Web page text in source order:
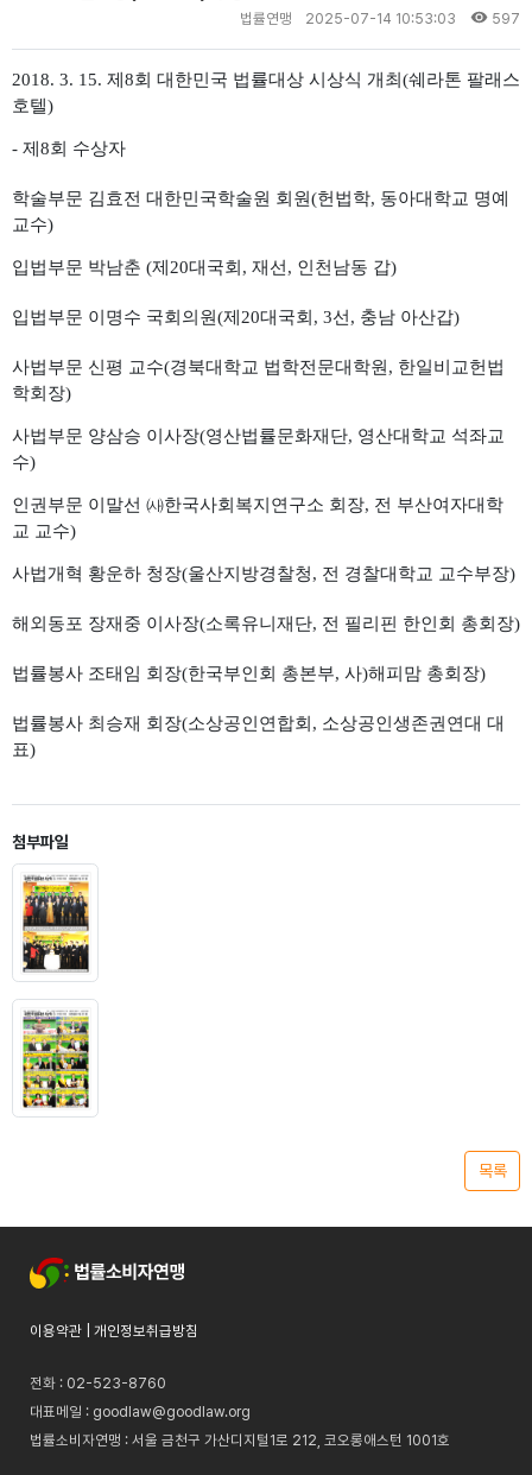
법률연맹 2025-07-14 10:53:03 597
2018. 3. 15. 제8회 대한민국 법률대상 시상식 개최(쉐라톤 팔래스
호텔)
- 제8회 수상자
학술부문 김효전 대한민국학술원 회원(헌법학, 동아대학교 명예
교수)
입법부문 박남춘 (제20대국회, 재선, 인천남동 갑)
입법부문 이명수 국회의원(제20대국회, 3선, 충남 아산갑)
사법부문 신평 교수(경북대학교 법학전문대학원, 한일비교헌법
학회장)
사법부문 양삼승 이사장(영산법률문화재단, 영산대학교 석좌교
수)
인권부문 이말선 ㈔한국사회복지연구소 회장, 전 부산여자대학
교 교수)
사법개혁 황운하 청장(울산지방경찰청, 전 경찰대학교 교수부장)
해외동포 장재중 이사장(소록유니재단, 전 필리핀 한인회 총회장)
법률봉사 조태임 회장(한국부인회 총본부, 사)해피맘 총회장)
법률봉사 최승재 회장(소상공인연합회, 소상공인생존권연대 대
표)
첨부파일
목록
이용약관| 개인정보취급방침
전화 : 02-523-8760
대표메일 : goodlaw@goodlaw.org
법률소비자연맹 : 서울 금천구 가산디지털1로 212, 코오롱애스턴 1001호